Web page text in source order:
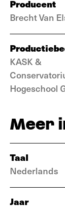
Producent
Brecht Van
KASK &
Hogeschool
Meer
Taal
Nederlands
Jaar